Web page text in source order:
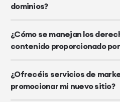
dominios?
¿Cómo se manejan los
contenido proporcionado
¿Ofrecéis servicios de
promocionar mi nuevo sitio?